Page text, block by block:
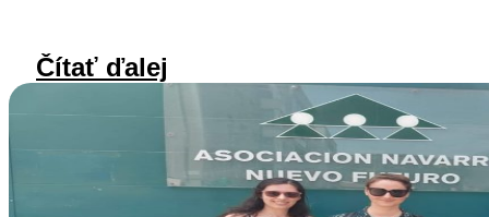
Čítať ďalej